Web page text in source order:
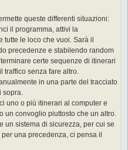
queste differenti situazioni:
il programma, attivi la
tutte le loco che vuoi. Sarà il
precedenze e stabilendo random
certe sequenze di itinerari
traffico senza fare altro.
in una parte del tracciato
uno o più itinerari al computer e
un convoglio piuttosto che un altro.
un sistema di sicurezza, per cui se
una precedenza, ci pensa il